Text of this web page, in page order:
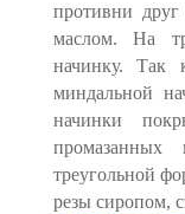
против­ни
маслом. На
начинку. Так
миндальной
начинки
промазанных
треугольной
резы сиропом,